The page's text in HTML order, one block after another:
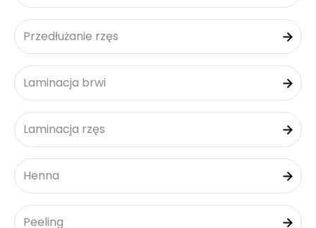
Przedłużanie rzęs
Laminacja brwi
Laminacja rzęs
Henna
Peeling